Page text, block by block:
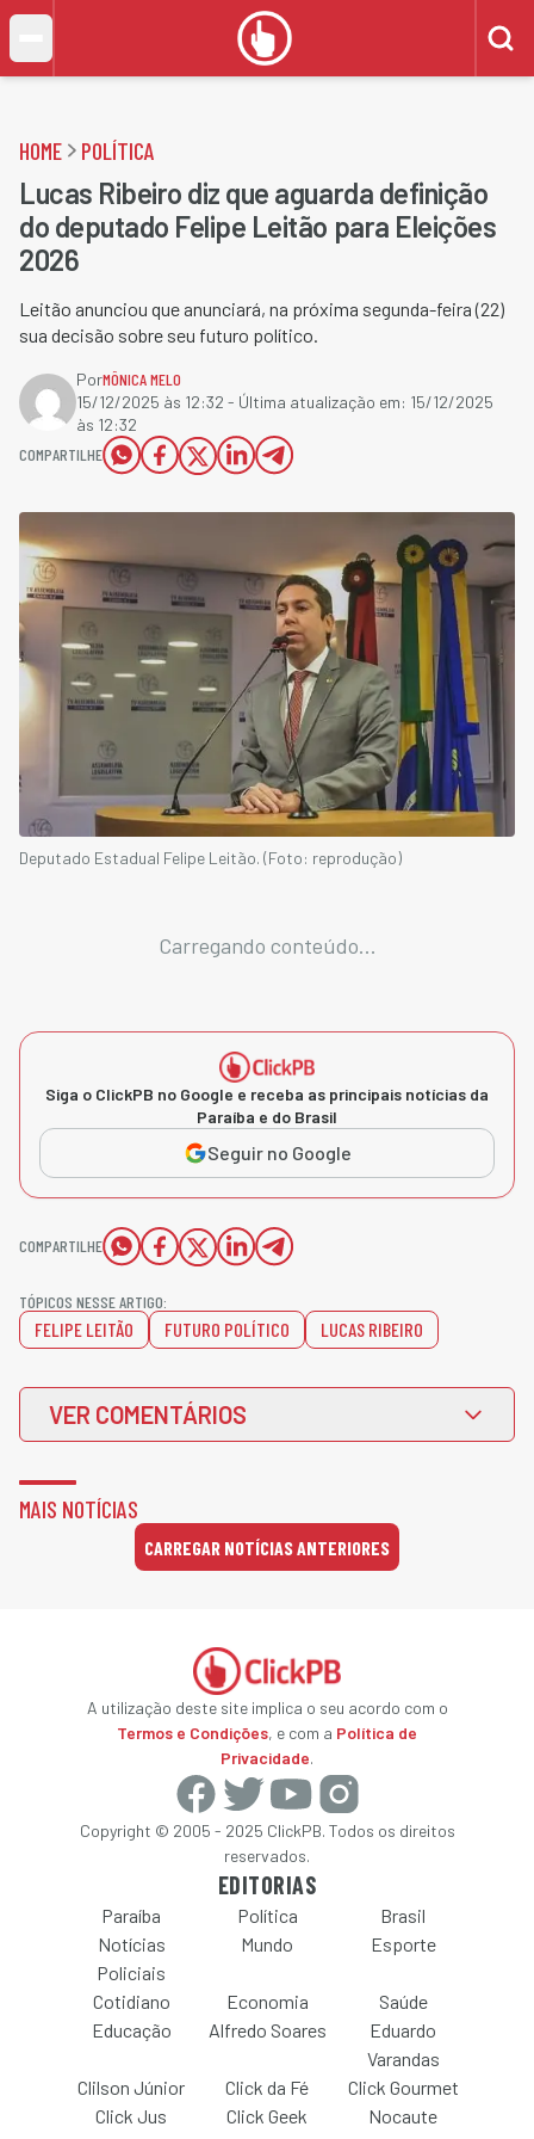
HOME POLÍTICA
Lucas Ribeiro diz que aguarda definição
do deputado Felipe Leitão para Eleições
2026
Leitão anunciou que anunciará, na próxima segunda-feira (22)
sua decisão sobre seu futuro político.
PorMÔNICA MELO
15/12/2025 às 12:32 - Última atualização em: 15/12/2025
às 12:32
COMPARTILHE
Deputado Estadual Felipe Leitão. (Foto: reprodução)
Carregando conteúdo...
Siga o ClickPB no Google e receba as principais notícias da
Paraíba e do Brasil
Seguir no Google
COMPARTILHE
TÓPICOS NESSE ARTIGO:
FELIPE LEITÃO FUTURO POLÍTICO LUCAS RIBEIRO
VER COMENTÁRIOS
MAIS NOTÍCIAS
CARREGAR NOTÍCIAS ANTERIORES
A utilização deste site implica o seu acordo com o
Termos e Condições, e com a Política de
Privacidade.
Copyright © 2005 - 2025 ClickPB. Todos os direitos
reservados.
EDITORIAS
Paraíba Política
Brasil
Notícias
Policiais
Mundo Esporte
Cotidiano Economia
Saúde
Educação
Alfredo Soares
Eduardo
Varandas
Clilson Júnior
Click da Fé
Click Gourmet
Click Jus
Click Geek Nocaute